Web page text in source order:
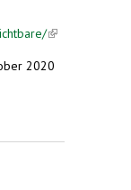
(link is
2020
und das